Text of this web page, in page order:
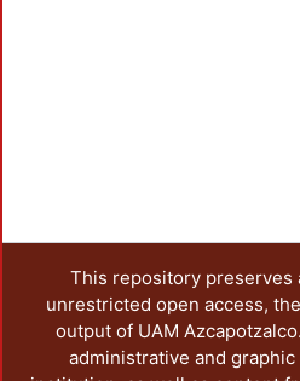
This repository preserves
unrestricted open access,
output of UAM
administrative and